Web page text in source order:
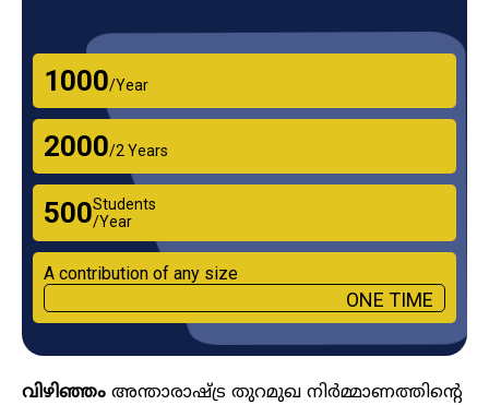
₹1000/Year
₹2000/2 Years
₹500Students
/Year
A contribution of any size
ONE TIME
വിഴിഞ്ഞം അന്താരാഷ്ട്ര തുറമുഖ നിർമ്മാണത്തിന്റെ